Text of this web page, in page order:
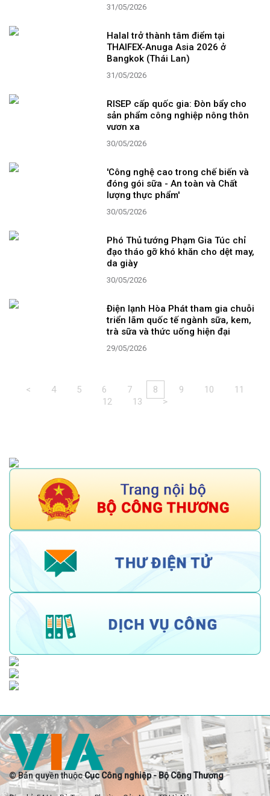
31/05/2026
Halal trở thành tâm điểm tại
THAIFEX-Anuga Asia 2026 ở
Bangkok (Thái Lan)
31/05/2026
RISEP cấp quốc gia: Đòn bẩy cho
sản phẩm công nghiệp nông thôn
vươn xa
30/05/2026
'Công nghệ cao trong chế biến và
đóng gói sữa - An toàn và Chất
lượng thực phẩm'
30/05/2026
Phó Thủ tướng Phạm Gia Túc chỉ
đạo tháo gỡ khó khăn cho dệt may,
da giày
30/05/2026
Điện lạnh Hòa Phát tham gia chuỗi
triển lãm quốc tế ngành sữa, kem,
trà sữa và thức uống hiện đại
29/05/2026
< 4 5 6 7 8 9 10
11
12
13 >
© Bản quyền thuộcCục Công nghiệp - Bộ Công Thương